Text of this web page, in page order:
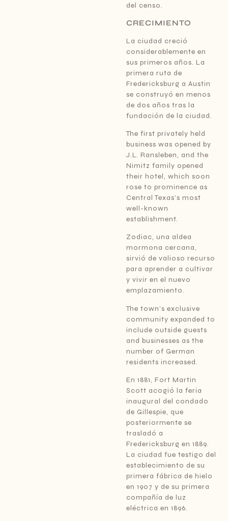
del censo.
CRECIMIENTO
La ciudad creció
considerablemente en
sus primeros años. La
primera ruta de
Fredericksburg a Austin
se construyó en menos
de dos años tras la
fundación de la ciudad.
The first privately held
business was opened by
J.L. Ransleben, and the
Nimitz family opened
their hotel, which soon
rose to prominence as
Central Texas’s most
well-known
establishment.
Zodiac, una aldea
mormona cercana,
sirvió de valioso recurso
para aprender a cultivar
y vivir en el nuevo
emplazamiento.
The town’s exclusive
community expanded to
include outside guests
and businesses as the
number of German
residents increased.
En 1881, Fort Martin
Scott acogió la feria
inaugural del condado
de Gillespie, que
posteriormente se
trasladó a
Fredericksburg en 1889.
La ciudad fue testigo del
establecimiento de su
primera fábrica de hielo
en 1907 y de su primera
compañía de luz
eléctrica en 1896.